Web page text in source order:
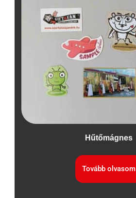
Hűtőmágnes
Tovább olvasom